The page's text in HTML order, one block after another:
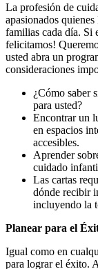
La profesión de
apasionados
familias cada día. Si
felicitamos!
usted abra un
consideraciones
¿Cómo saber
para usted?
Encontrar un
en espacios
accesibles.
Aprender
cuidado
Las cartas
dónde recibir
incluyendo la
Planear para el
Igual como en
para lograr el éxito.